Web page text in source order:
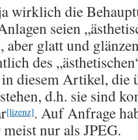
wirklich die
seien
aber glatt und
des
diesem Artikel, die
d.h. sie sind
[lizenz]. Auf Anfrage
nur als JPEG.